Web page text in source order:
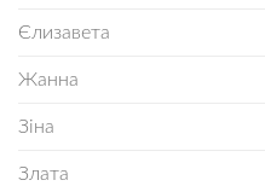
Єлизавета
Жанна
Зіна
Злата